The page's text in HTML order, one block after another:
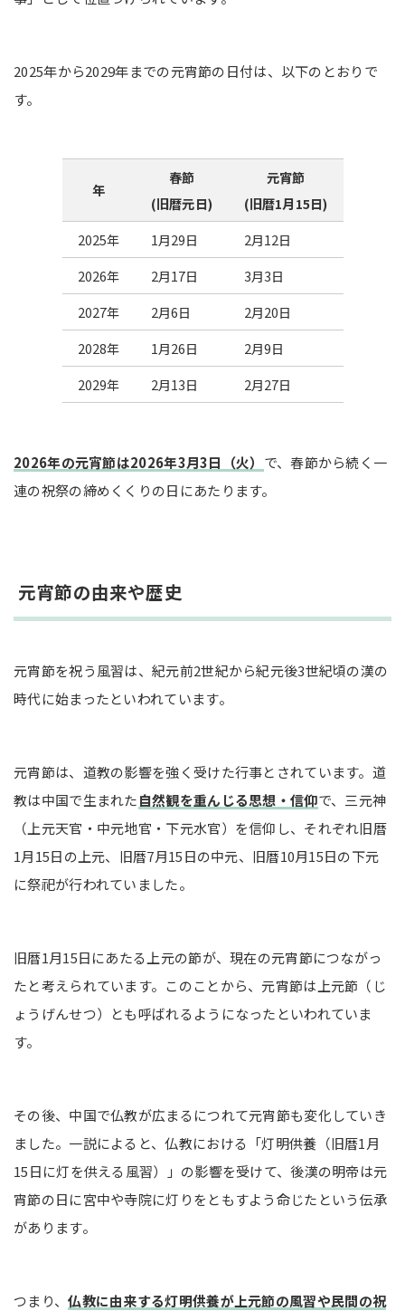
2025年から2029年までの元宵節の日付は、以下のとおりで
す。
年
春節
(旧暦元日)
元宵節
(旧暦1月15日)
2025年
1月29日
2月12日
2026年
2月17日
3月3日
2027年
2月6日
2月20日
2028年
1月26日
2月9日
2029年
2月13日 2月27日
2026年の元宵節は2026年3月3日（火） で、春節から続く一
連の祝祭の締めくくりの日にあたります。
元宵節の由来や歴史
元宵節を祝う風習は、紀元前2世紀から紀元後3世紀頃の漢の
時代に始まったといわれています。
元宵節は、道教の影響を強く受けた行事とされています。道
教は中国で生まれた自然観を重んじる思想・信仰で、三元神
（上元天官・中元地官・下元水官）を信仰し、それぞれ旧暦
1月15日の上元、旧暦7月15日の中元、旧暦10月15日の下元
に祭祀が行われていました。
旧暦1月15日にあたる上元の節が、現在の元宵節につながっ
たと考えられています。このことから、元宵節は上元節（じ
ょうげんせつ）とも呼ばれるようになったといわれていま
す。
その後、中国で仏教が広まるにつれて元宵節も変化していき
ました。一説によると、仏教における「灯明供養（旧暦1月
15日に灯を供える風習）」の影響を受けて、後漢の明帝は元
宵節の日に宮中や寺院に灯りをともすよう命じたという伝承
があります。
つまり、仏教に由来する灯明供養が上元節の風習や民間の祝